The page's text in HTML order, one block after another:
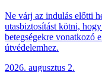
Ne várj az indulás előtti
utasbiztosítást kötni,
betegségekre vonatkozó
útvédelemhez.
2026. augusztus 2.